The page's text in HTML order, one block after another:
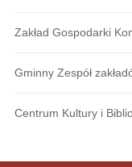
Zakład Gospodarki
Gminny Zespół
Centrum Kultury i